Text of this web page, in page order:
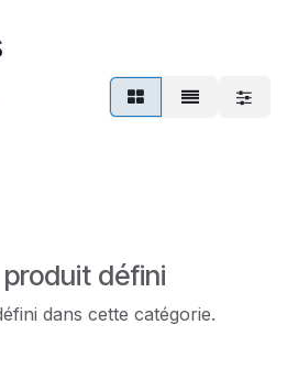
défini
dans cette catégorie.